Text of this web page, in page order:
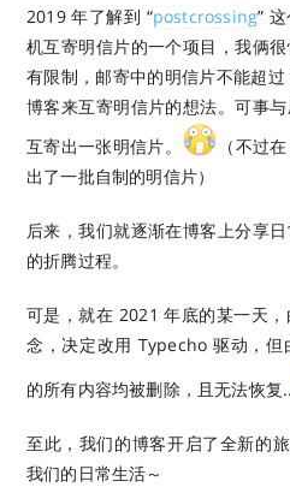
2019 年了解到 “postcrossing”
机互寄明信片的一个项目，我俩
有限制，邮寄中的明信片不能超
博客来互寄明信片的想法。可事
互寄出一张明信片。
（不过
出了一批自制的明信片）
后来，我们就逐渐在博客上分享
的折腾过程。
可是，就在 2021 年底的某一天
念，决定改用 Typecho 驱动，
的所有内容均被删除，且无法恢复
至此，我们的博客开启了全新的
我们的日常生活～